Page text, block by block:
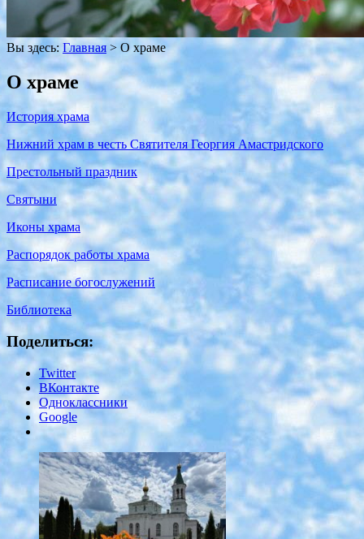
Вы здесь: Главная > О храме
О храме
История храма
Нижний храм в честь Святителя Георгия Амастридского
Престольный праздник
Святыни
Иконы храма
Распорядок работы храма
Расписание богослужений
Библиотека
Поделиться:
Twitter
ВКонтакте
Одноклассники
Google